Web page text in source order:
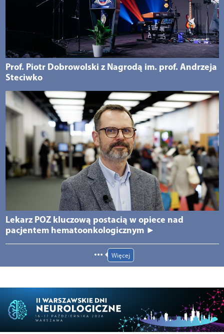
Prof. Piotr Dobrowolski z Nagrodą im. prof. Andrzeja
Steciwko
Lekarz POZ kluczową postacią w opiece nad
pacjentem hematoonkologicznym ►
Więcej